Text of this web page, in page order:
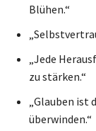
Blühen.“
„Jede
zu stärken.“
„Glauben ist
überwinden.“